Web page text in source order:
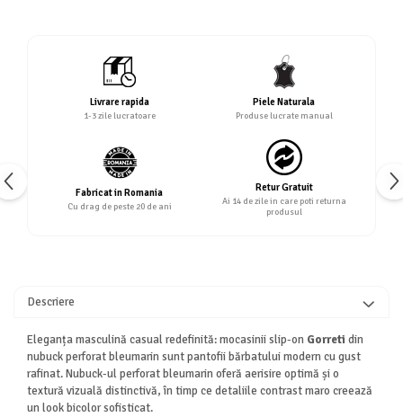
Livrare rapida
1-3 zile lucratoare
Piele Naturala
Produse lucrate manual
Fabricat in Romania
Cu drag de peste 20 de ani
Retur Gratuit
Ai 14 de zile in care poti returna
produsul
Descriere
Eleganța masculină casual redefinită: mocasinii slip-on Gorreti din
nubuck perforat bleumarin sunt pantofii bărbatului modern cu gust
rafinat. Nubuck-ul perforat bleumarin oferă aerisire optimă și o
textură vizuală distinctivă, în timp ce detaliile contrast maro creează
un look bicolor sofisticat.